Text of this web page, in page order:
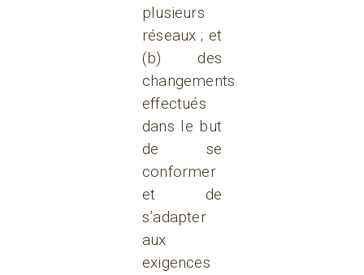
plusieurs
réseaux ; et
(b) des
changements
effectués
dans le but
de se
conformer
et de
s’adapter
aux
exigences